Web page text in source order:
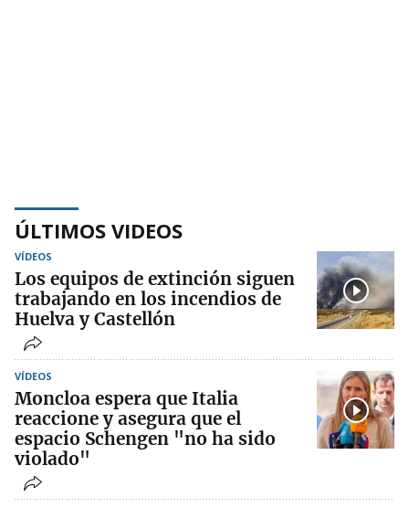
ÚLTIMOS VIDEOS
VÍDEOS
Los equipos de extinción siguen
trabajando en los incendios de
Huelva y Castellón
VÍDEOS
Moncloa espera que Italia
reaccione y asegura que el
espacio Schengen "no ha sido
violado"